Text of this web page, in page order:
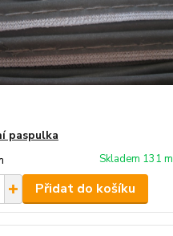
paspulka
Skladem 131 m
Přidat do košíku